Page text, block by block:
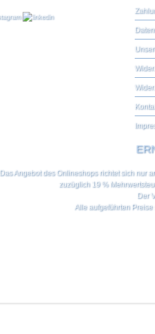
Das Angebot des Onlineshops richtet sich nur
zuzüglich 19 %
Der
Alle aufgeführten